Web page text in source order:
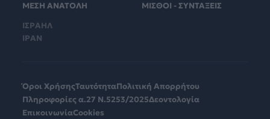
ΜΕΣΗ ΑΝΑΤΟΛΗ
ΙΣΡΑΗΛ
ΙΡΑΝ
ΜΙΣΘΟΙ - ΣΥΝΤΑΞΕΙΣ
Όροι ΧρήσηςΤαυτότηταΠολιτική Απορρήτου
Πληροφορίες α.27 Ν.5253/2025Δεοντολογία
ΕπικοινωνίαCookies